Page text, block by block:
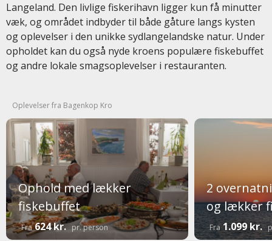
Langeland. Den livlige fiskerihavn ligger kun få minutter
væk, og området indbyder til både gåture langs kysten
og oplevelser i den unikke sydlangelandske natur. Under
opholdet kan du også nyde kroens populære fiskebuffet
og andre lokale smagsoplevelser i restauranten.
Oplevelser fra Bagenkop Kro
Ophold med lækker
fiskebuffet
Fra624 kr. pr. person
2
og lækker
Fra1.099 kr.